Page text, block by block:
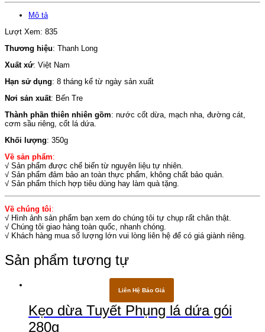
Mô tả
Lượt Xem: 835
Thương hiệu: Thanh Long
Xuất xứ: Việt Nam
Hạn sử dụng: 8 tháng kể từ ngày sản xuất
Nơi sản xuất: Bến Tre
Thành phần thiên nhiên gồm: nước cốt dừa, mạch nha, đường cát,
cơm sầu riêng, cốt lá dứa.
Khối lượng: 350g
Về sản phẩm:
√ Sản phẩm được chế biến từ nguyên liệu tự nhiên.
√ Sản phẩm đảm bảo an toàn thực phẩm, không chất bảo quản.
√ Sản phẩm thích hợp tiêu dùng hay làm quà tặng.
Về chúng tôi:
√ Hình ảnh sản phẩm bạn xem do chúng tôi tự chụp rất chân thật.
√ Chúng tôi giao hàng toàn quốc, nhanh chóng.
√ Khách hàng mua số lượng lớn vui lòng liên hệ để có giá giành riêng.
Sản phẩm tương tự
Liên Hệ Báo Giá
Kẹo dừa Tuyết Phụng lá dứa gói
280g